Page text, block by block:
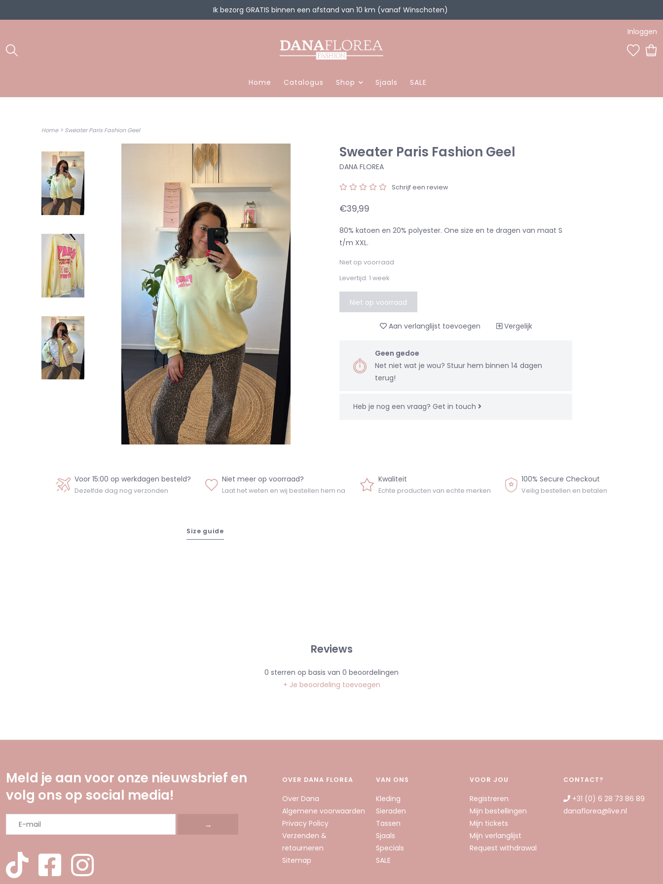
Ik bezorg GRATIS binnen een afstand van 10 km (vanaf Winschoten)
Inloggen
Home Catalogus Shop Sjaals SALE
Home> Sweater Paris Fashion Geel
Sweater Paris Fashion Geel
DANA FLOREA
Schrijf een review
€39,99
80% katoen en 20% polyester. One size en te dragen van maat S
t/m XXL.
Niet op voorraad
Levertijd: 1 week
Niet op voorraad
Aan verlanglijst toevoegen Vergelijk
Geen gedoe
Net niet wat je wou? Stuur hem binnen 14 dagen
terug!
Heb je nog een vraag? Get in touch
Voor 15:00 op werkdagen besteld?
Dezelfde dag nog verzonden
Niet meer op voorraad?
Laat het weten en wij bestellen hem na
Kwaliteit
Echte producten van echte merken
100% Secure Checkout
Veilig bestellen en betalen
Size guide
Reviews
0 sterren op basis van 0 beoordelingen
+ Je beoordeling toevoegen
Meld je aan voor onze nieuwsbrief en
volg ons op social media!
→
OVER DANA FLOREA
Over Dana
Algemene voorwaarden
Privacy Policy
Verzenden &
retourneren
Sitemap
VAN ONS
Kleding
Sieraden
Tassen
Sjaals
Specials
SALE
VOOR JOU
Registreren
Mijn bestellingen
Mijn tickets
Mijn verlanglijst
Request withdrawal
CONTACT?
+31 (0) 6 28 73 86 89
danaflorea@live.nl